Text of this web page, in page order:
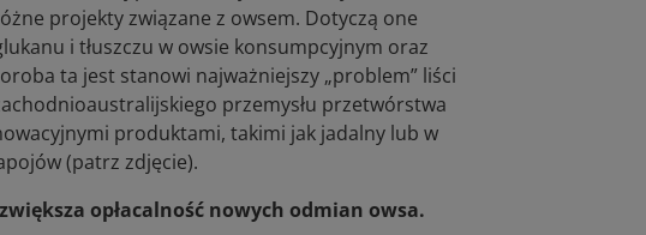
projekty związane z owsem. Dotyczą one
i tłuszczu w owsie konsumpcyjnym oraz
ta jest stanowi najważniejszy „problem” liści
przemysłu przetwórstwa
produktami, takimi jak jadalny lub w
(patrz zdjęcie).
opłacalność nowych odmian owsa.